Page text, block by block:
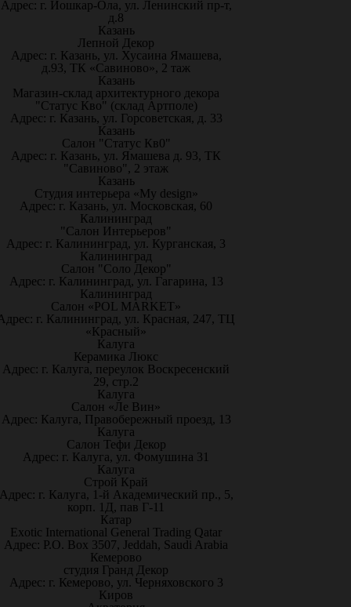
Адрес: г. Йошкар-Ола, ул. Ленинский пр-т,
д.8
Казань
Лепной Декор
Адрес: г. Казань, ул. Хусаина Ямашева,
д.93, ТК «Савиново», 2 таж
Казань
Магазин-склад архитектурного декора
"Статус Кво" (склад Артполе)
Адрес: г. Казань, ул. Горсоветская, д. 33
Казань
Салон "Статус Кв0"
Адрес: г. Казань, ул. Ямашева д. 93, ТК
"Савиново", 2 этаж
Казань
Студия интерьера «My design»
Адрес: г. Казань, ул. Московская, 60
Калининград
"Салон Интерьеров"
Адрес: г. Калининград, ул. Курганская, 3
Калининград
Салон "Соло Декор"
Адрес: г. Калининград, ул. Гагарина, 13
Калининград
Салон «POL MARKET»
г. Калининград, ул. Красная, 247, ТЦ
«Красный»
Калуга
Керамика Люкс
Адрес: г. Калуга, переулок Воскресенский
29, стр.2
Калуга
Салон «Ле Вин»
Адрес: Калуга, Правобережный проезд, 13
Калуга
Салон Тефи Декор
Адрес: г. Калуга, ул. Фомушина 31
Калуга
Строй Край
г. Калуга, 1-й Академический пр., 5,
корп. 1Д, пав Г-11
Катар
Exotic International General Trading Qatar
Адрес: P.O. Box 3507, Jeddah, Saudi Arabia
Кемерово
студия Гранд Декор
Адрес: г. Кемерово, ул. Черняховского 3
Киров